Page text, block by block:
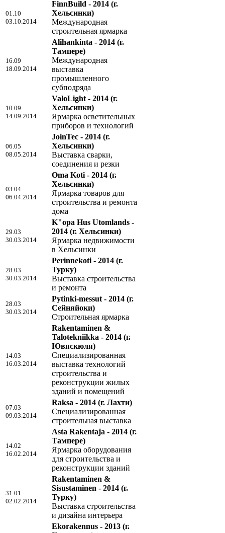
01.10
03.10.2014
FinnBuild - 2014 (г.
Хельсинки)
Международная
строительная ярмарка
16.09
18.09.2014
Alihankinta - 2014 (г.
Тампере)
Международная
выставка
промышленного
субподряда
10.09
14.09.2014
ValoLight - 2014 (г.
Хельсинки)
Ярмарка осветительных
приборов и технологий
06.05
08.05.2014
JoinTec - 2014 (г.
Хельсинки)
Выставка сварки,
соединения и резки
03.04
06.04.2014
Oma Koti - 2014 (г.
Хельсинки)
Ярмарка товаров для
строительства и ремонта
дома
29.03
30.03.2014
K"opa Hus Utomlands -
2014 (г. Хельсинки)
Ярмарка недвижимости
в Хельсинки
28.03
30.03.2014
Perinnekoti - 2014 (г.
Турку)
Выставка строительства
и ремонта
28.03
30.03.2014
Pytinki-messut - 2014 (г.
Сейняйоки)
Строительная ярмарка
14.03
16.03.2014
Rakentaminen &
Talotekniikka - 2014 (г.
Ювяскюля)
Специализированная
выставка технологий
строительства и
реконструкции жилых
зданий и помещений
07.03
09.03.2014
Raksa - 2014 (г. Лахти)
Cпециализированная
cтроительная выставка
14.02
16.02.2014
Asta Rakentaja - 2014 (г.
Тампере)
Ярмарка оборудования
для строительства и
реконструкции зданий
31.01
02.02.2014
Rakentaminen &
Sisustaminen - 2014 (г.
Турку)
Выставка строительства
и дизайна интерьера
Ekorakennus - 2013 (г.